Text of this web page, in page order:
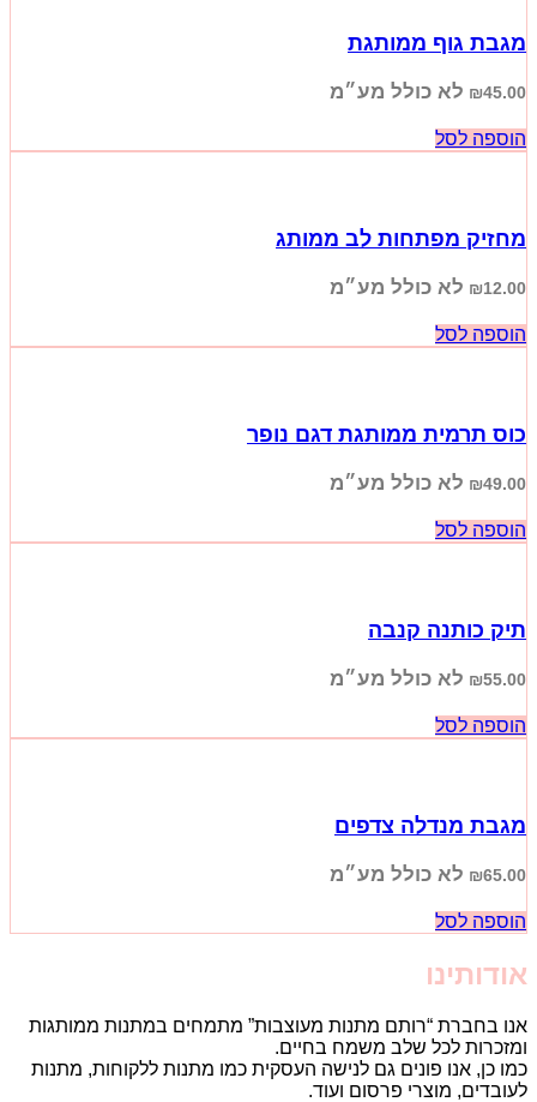
מגבת גוף ממותגת
₪45.00 לא כולל מע״מ
הוספה לסל
מחזיק מפתחות לב ממותג
₪12.00 לא כולל מע״מ
הוספה לסל
כוס תרמית ממותגת דגם נופר
₪49.00 לא כולל מע״מ
הוספה לסל
תיק כותנה קנבה
₪55.00 לא כולל מע״מ
הוספה לסל
מגבת מנדלה צדפים
₪65.00 לא כולל מע״מ
הוספה לסל
אודותינו
אנו בחברת “רותם מתנות מעוצבות” מתמחים במתנות ממותגות
ומזכרות לכל שלב משמח בחיים.
כמו כן, אנו פונים גם לנישה העסקית כמו מתנות ללקוחות, מתנות
לעובדים, מוצרי פרסום ועוד.